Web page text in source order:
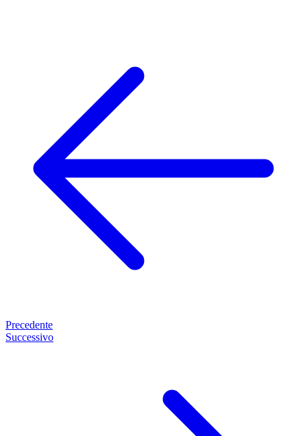
Precedente
Successivo